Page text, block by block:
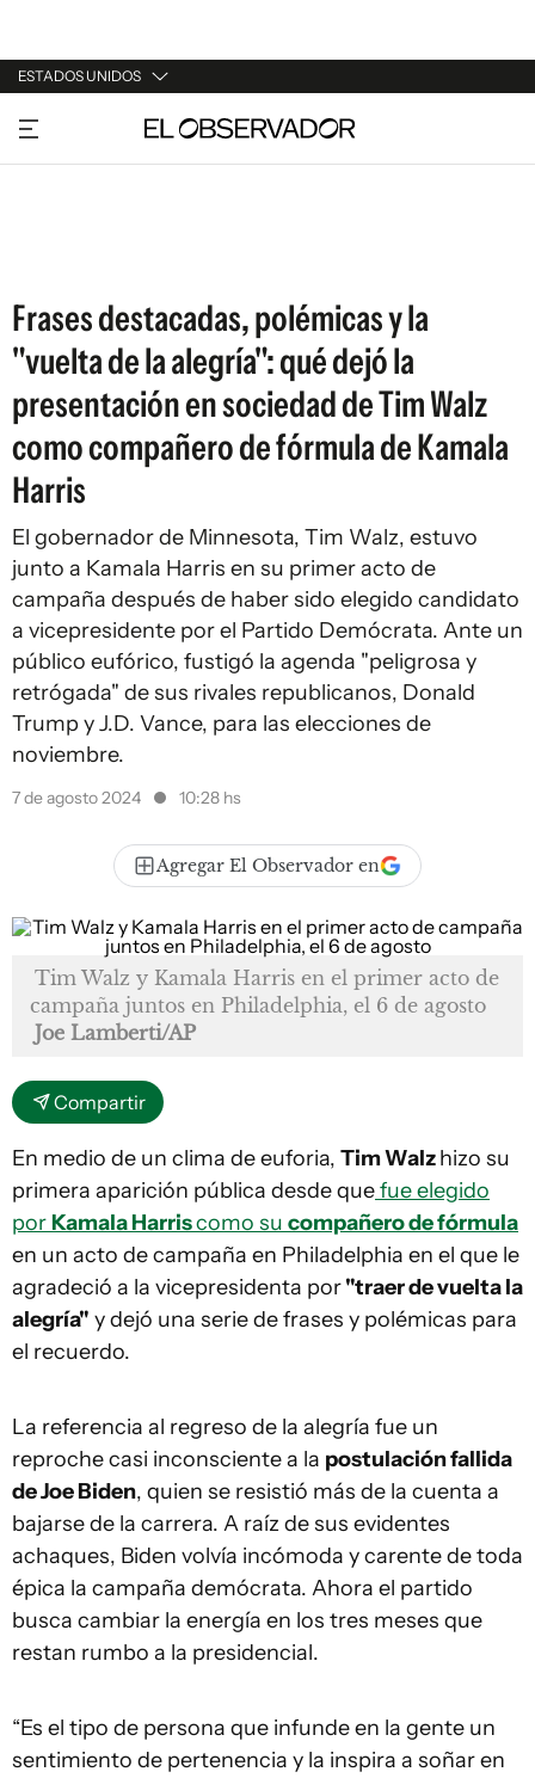
ESTADOS UNIDOS
URUGUAY
ARGENTINA
Frases destacadas, polémicas y la
"vuelta de la alegría": qué dejó la
presentación en sociedad de Tim Walz
como compañero de fórmula de Kamala
Harris
El gobernador de Minnesota, Tim Walz, estuvo
junto a Kamala Harris en su primer acto de
campaña después de haber sido elegido candidato
a vicepresidente por el Partido Demócrata. Ante un
público eufórico, fustigó la agenda "peligrosa y
retrógada" de sus rivales republicanos, Donald
Trump y J.D. Vance, para las elecciones de
noviembre.
7 de agosto 2024 10:28 hs
Agregar El Observador en
Tim Walz y Kamala Harris en el primer acto de
campaña juntos en Philadelphia, el 6 de agosto
Joe Lamberti/AP
Compartir
En medio de un clima de euforia, Tim Walzhizo su
primera aparición pública desde quefue elegido
porKamala Harriscomo su compañero de fórmula
en un acto de campaña en Philadelphia en el que le
agradeció a la vicepresidenta por"traer de vuelta la
alegría" y dejó una serie de frases y polémicas para
el recuerdo.
La referencia al regreso de la alegría fue un
reproche casi inconsciente a la postulación fallida
de Joe Biden, quien se resistió más de la cuenta a
bajarse de la carrera. A raíz de sus evidentes
achaques, Biden volvía incómoda y carente de toda
épica la campaña demócrata. Ahora el partido
busca cambiar la energía en los tres meses que
restan rumbo a la presidencial.
“Es el tipo de persona que infunde en la gente un
sentimiento de pertenencia y la inspira a soñar en